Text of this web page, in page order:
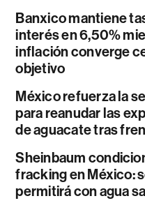
Banxico mantiene
interés en 6,50%
inflación converge
objetivo
México refuerza la
para reanudar las
de aguacate tras
Sheinbaum
fracking en México:
permitirá con agua